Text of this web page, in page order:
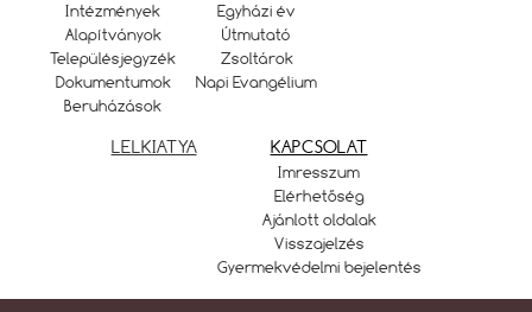
Intézmények
Alapítványok
Településjegyzék
Dokumentumok
Beruházások
Egyházi év
Útmutató
Zsoltárok
Napi Evangélium
LELKIATYA KAPCSOLAT
Imresszum
Elérhetőség
Ajánlott oldalak
Visszajelzés
Gyermekvédelmi bejelentés